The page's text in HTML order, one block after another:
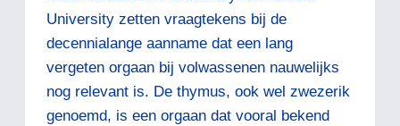
University zetten vraagtekens bij de
decennialange aanname dat een lang
vergeten orgaan bij volwassenen nauwelijks
nog relevant is. De thymus, ook wel zwezerik
genoemd, is een orgaan dat vooral bekend